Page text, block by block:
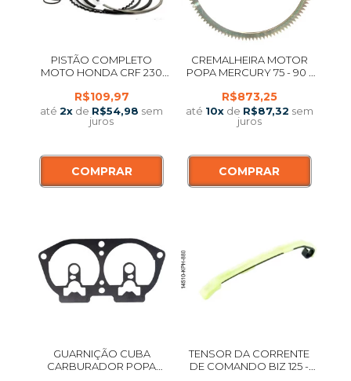
PISTÃO COMPLETO
MOTO HONDA CRF 230
R$109,97
até2x de R$54,98 sem
juros
COMPRAR
CREMALHEIRA MOTOR
POPA MERCURY 75 - 90 /
R$873,25
até 10xde R$87,32 sem
juros
COMPRAR
GUARNIÇÃO CUBA
CARBURADOR POPA
TENSOR DA CORRENTE
DE COMANDO BIZ 125 -